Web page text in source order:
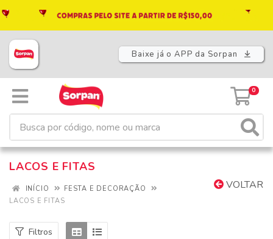
Baixe já o APP da Sorpan
0
LACOS E FITAS
VOLTAR
INÍCIO
FESTA E DECORAÇÃO
LACOS E FITAS
Filtros